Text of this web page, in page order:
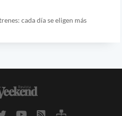
cada día se eligen más